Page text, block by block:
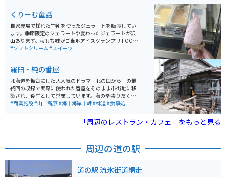
くりーむ童話
自家農場で採れた牛乳を使ったジェラートを販売してい
ます。季節限定のジェラートや変わったジェラートが沢
山あります。桜もち味がご当地アイスグランプリ FOOD
EX JAPAN 2012 最高金賞受賞を取っています。
#ソフトクリーム#スイーツ
羅臼・純の番屋
北海道を舞台にした大人気のドラマ「北の国から」の最
終回の収録で実際に使われた番屋をそのまま市街地に移
築され、食堂として営業しています。海の幸盛りだくさ
んのメニューは、観光客や地元の人たちにも人気です。
#商業施設#山｜高原#海｜海岸｜岬#林道#食事処
「周辺のレストラン・カフェ」をもっと見る
周辺の道の駅
道の駅 流氷街道網走